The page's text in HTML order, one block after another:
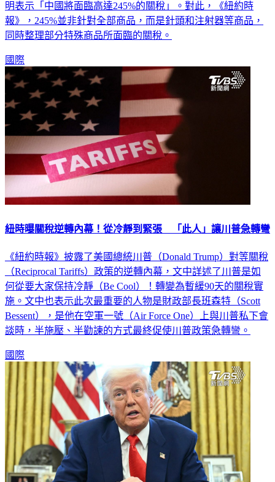
明表示「中國將面臨高達245%的關稅」。對此，《紐約時
報》，245%並非針對全部商品，而是針頭和注射器等商品，
同時整理部分特殊商品所面臨的關稅。
國際
紐時曝關稅逆轉內幕！從冷靜到緊張 「此人」讓川普急轉彎
《紐約時報》披露了美國總統川普（Donald Trump）對等關稅
（Reciprocal Tariffs）政策的逆轉內幕，文中詳述了川普是如
何從要大家保持冷靜（Be Cool）！轉變為暫緩90天的關稅實
施。文中也表示此次最重要的人物是財政部長班森特（Scott
Bessent），是他在空軍一號（Air Force One）上與川普私下會
談時，半施壓、半勸諫的方式最終促使川普政策急轉彎。
國際